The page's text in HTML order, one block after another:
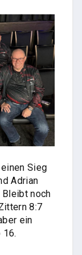
Sieg
Adrian
noch
8:7
ein